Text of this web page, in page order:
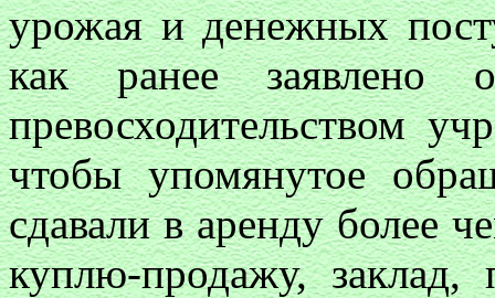
урожая и денежных
как ранее заявлено
превосходительством
чтобы упомянутое
сдавали в аренду более
куплю-продажу, заклад,